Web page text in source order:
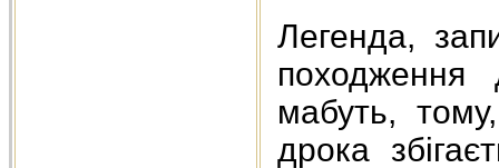
Легенда,
мабуть,
дрока